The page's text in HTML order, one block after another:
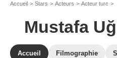
Accueil Stars Acteurs Acteur turc
Mustafa
Accueil Filmographie